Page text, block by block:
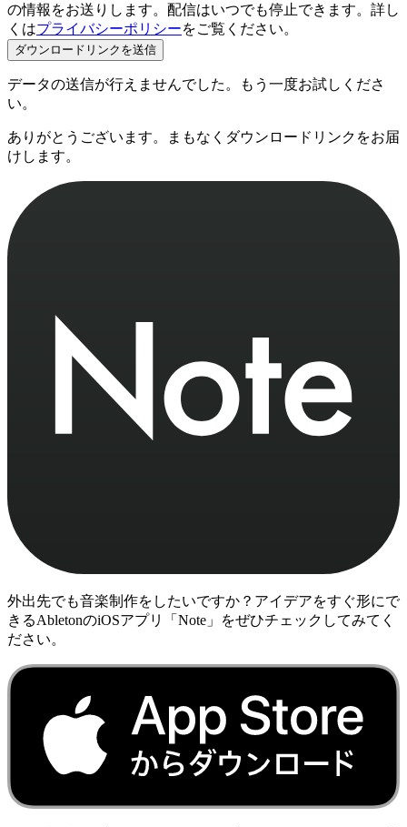
の情報をお送りします。配信はいつでも停止できます。詳し
くはプライバシーポリシーをご覧ください。
ダウンロードリンクを送信
データの送信が行えませんでした。もう一度お試しくださ
い。
ありがとうございます。まもなくダウンロードリンクをお届
けします。
外出先でも音楽制作をしたいですか？アイデアをすぐ形にで
きるAbletonのiOSアプリ「Note」をぜひチェックしてみてく
ださい。